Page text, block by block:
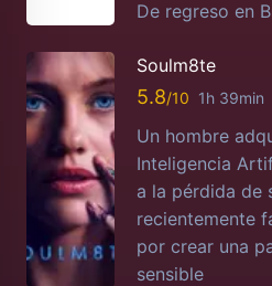
De regreso en
Soulm8te
5.8 1h 39min
Un hombre
Inteligencia
a la pérdida de
recientemente
por crear una
sensible